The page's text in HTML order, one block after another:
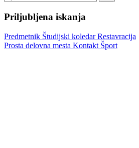
Priljubljena iskanja
Predmetnik Študijski koledarRestavracija
Prosta delovna mesta Kontakt Šport